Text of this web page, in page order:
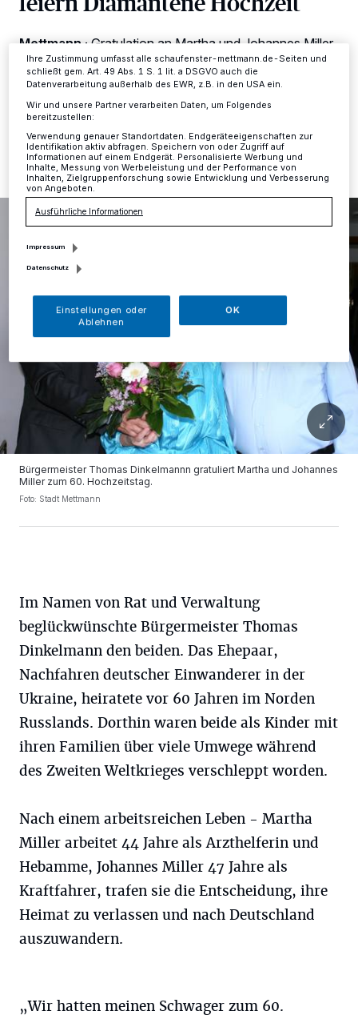
Mettmann · Gratulation an Martha und Johannes Miller
zur Diamantenen Hochzeit.
Bürgermeister Thomas Dinkelmannn gratuliert Martha und Johannes
Miller zum 60. Hochzeitstag.
Foto: Stadt Mettmann
Im Namen von Rat und Verwaltung
beglückwünschte Bürgermeister Thomas
Dinkelmann den beiden. Das Ehepaar,
Nachfahren deutscher Einwanderer in der
Ukraine, heiratete vor 60 Jahren im Norden
Russlands. Dorthin waren beide als Kinder mit
ihren Familien über viele Umwege während
des Zweiten Weltkrieges verschleppt worden.
Nach einem arbeitsreichen Leben - Martha
Miller arbeitet 44 Jahre als Arzthelferin und
Hebamme, Johannes Miller 47 Jahre als
Kraftfahrer, trafen sie die Entscheidung, ihre
Heimat zu verlassen und nach Deutschland
auszuwandern.
„Wir hatten meinen Schwager zum 60.
Einstellungen oder Ablehnen am unteren Rand der Webseite klicken.
Informationen finden Sie in unserer Datenschutzerklärung.
Ihre Zustimmung umfasst alle schaufenster-mettmann.de-Seiten und
schließt gem. Art. 49 Abs. 1 S. 1 lit. a DSGVO auch die
Datenverarbeitung außerhalb des EWR, z.B. in den USA ein.
Wir und unsere Partner verarbeiten Daten, um Folgendes
bereitzustellen:
Verwendung genauer Standortdaten. Endgeräteeigenschaften zur
Identifikation aktiv abfragen. Speichern von oder Zugriff auf
Informationen auf einem Endgerät. Personalisierte Werbung und
Inhalte, Messung von Werbeleistung und der Performance von
Inhalten, Zielgruppenforschung sowie Entwicklung und Verbesserung
von Angeboten.
Ausführliche Informationen
Impressum
Datenschutz
Einstellungen oder
Ablehnen
OK